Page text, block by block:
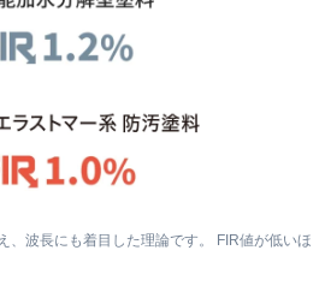
、波長にも着目した理論です。 FIR値が低いほ